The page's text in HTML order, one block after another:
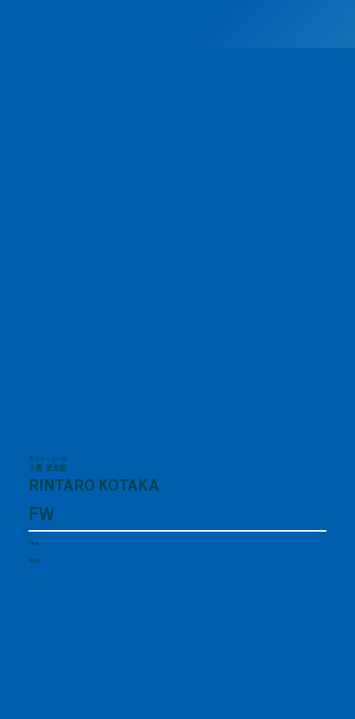
男子サッカー部
小鷹 凛太朗
RINTARO KOTAKA
FW
1年生
埼玉県